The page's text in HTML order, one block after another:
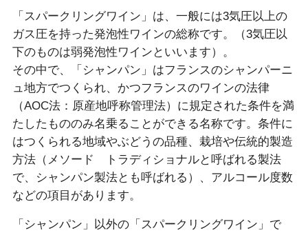
「スパークリングワイン」は、一般には3気圧以上の
ガス圧を持った発泡性ワインの総称です。（3気圧以
下のものは弱発泡性ワインといいます）。
その中で、「シャンパン」はフランスのシャンパーニ
ュ地方でつくられ、かつフランスのワインの法律
（AOC法：原産地呼称管理法）に規定された条件を満
たしたもののみ名乗ることができる名称です。条件に
はつくられる地域やぶどうの品種、栽培や伝統的製造
方法（メソード トラディショナルと呼ばれる製法
で、シャンパン製法とも呼ばれる）、アルコール度数
などの項目があります。
「シャンパン」以外の「スパークリングワイン」で